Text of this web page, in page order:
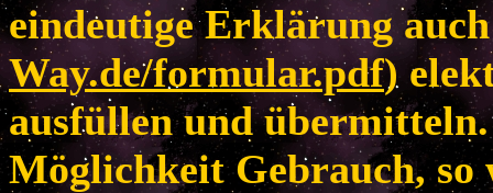
eindeutige Erklärung
Way.de/formular.pdf)
ausfüllen und
Möglichkeit Gebrauch, so